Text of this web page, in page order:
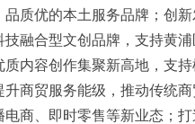
品质优的本土服务品牌；创
技融合型文创品牌，支持黄
质内容创作集聚新高地，支
升商贸服务能级，推动传统
电商、即时零售等新业态；